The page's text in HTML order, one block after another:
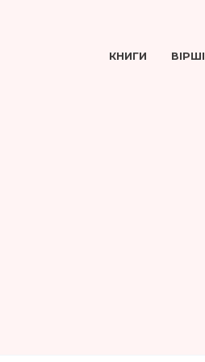
КНИГИ ВІРШІ